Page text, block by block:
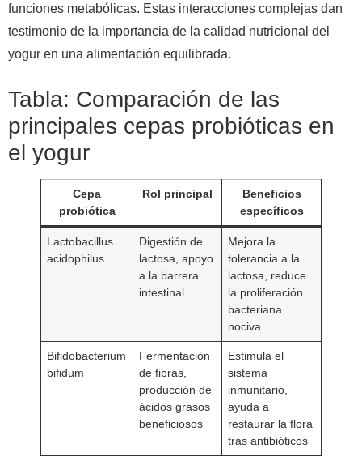
funciones metabólicas. Estas interacciones complejas dan
testimonio de la importancia de la calidad nutricional del
yogur en una alimentación equilibrada.
Tabla: Comparación de las
principales cepas probióticas en
el yogur
Cepa
probiótica
Rol principal
Beneficios
específicos
Lactobacillus
acidophilus
Digestión de
lactosa, apoyo
a la barrera
intestinal
Mejora la
tolerancia a la
lactosa, reduce
la proliferación
bacteriana
nociva
Bifidobacterium
bifidum
Fermentación
de fibras,
producción de
ácidos grasos
beneficiosos
Estimula el
sistema
inmunitario,
ayuda a
restaurar la flora
tras antibióticos